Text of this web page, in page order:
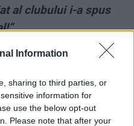
Information
sharing to third parties, or
information for
use the below opt-out
Please note that after your
al clubului i-a spus
avut cine să
șoferul a murit pe
-